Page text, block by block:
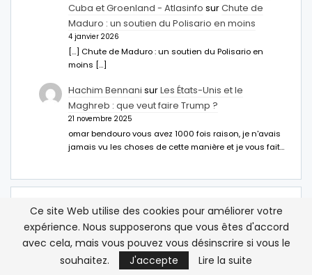
Cuba et Groenland - Atlasinfo surChute de
Maduro : un soutien du Polisario en moins
4 janvier 2026
[…] Chute de Maduro : un soutien du Polisario en
moins […]
Hachim Bennani surLes États-Unis et le
Maghreb : que veut faire Trump ?
21 novembre 2025
omar bendouro vous avez 1000 fois raison, je n'avais
jamais vu les choses de cette manière et je vous fait…
Ce site Web utilise des cookies pour améliorer votre
expérience. Nous supposerons que vous êtes d'accord
avec cela, mais vous pouvez vous désinscrire si vous le
souhaitez.
J'accepte Lire la suite